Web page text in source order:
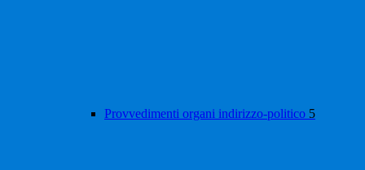
Provvedimenti organi indirizzo-politico 5